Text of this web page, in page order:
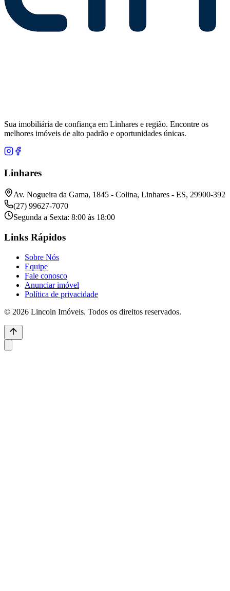
Sua imobiliária de confiança em Linhares e região. Encontre os
melhores imóveis de alto padrão e oportunidades únicas.
Linhares
Av. Nogueira da Gama, 1845 - Colina, Linhares - ES, 29900-392
(27) 99627-7070
Segunda a Sexta: 8:00 às 18:00
Links Rápidos
Sobre Nós
Equipe
Fale conosco
Anunciar imóvel
Política de privacidade
© 2026 Lincoln Imóveis. Todos os direitos reservados.